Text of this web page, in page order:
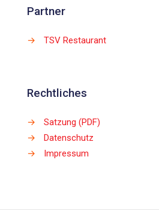
Partner
→ TSV Restaurant
Rechtliches
→
Satzung (PDF)
→
Datenschutz
→
Impressum